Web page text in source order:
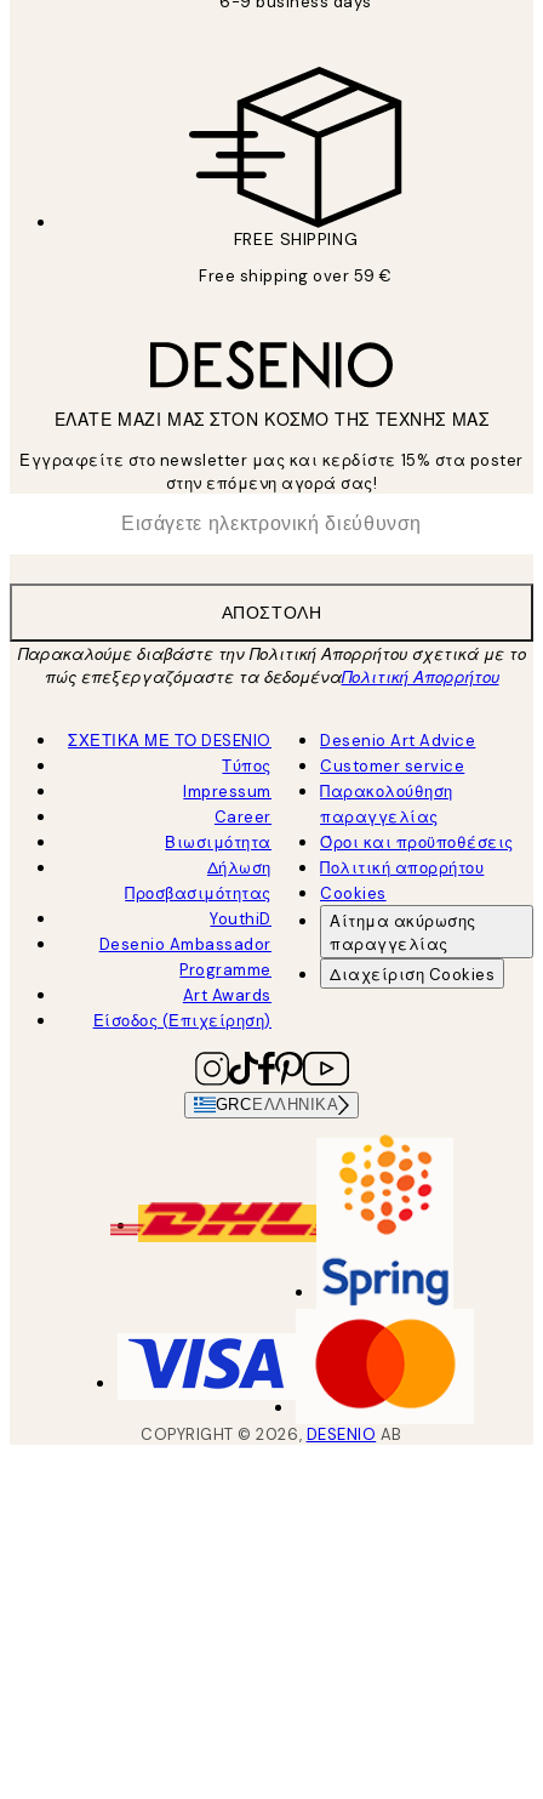
FREE SHIPPING
Free shipping over 59 €
ΕΛΑΤΕ ΜΑΖΙ ΜΑΣ ΣΤΟΝ ΚΟΣΜΟ ΤΗΣ ΤΕΧΝΗΣ ΜΑΣ
Εγγραφείτε στο newsletter μας και κερδίστε 15% στα poster
στην επόμενη αγορά σας!
Ηλεκτρονική Διεύθυνση
ΑΠΟΣΤΟΛΉ
Παρακαλούμε διαβάστε την Πολιτική Απορρήτου σχετικά με το
πώς επεξεργαζόμαστε τα δεδομέναΠολιτική Απορρήτου
ΣΧΕΤΙΚΑ ΜΕ ΤΟ DESENIO
Τύπος
Impressum
Career
Βιωσιμότητα
Δήλωση
Προσβασιμότητας
YouthiD
Desenio Ambassador
Programme
Art Awards
Είσοδος (Επιχείρηση)
Desenio Art Advice
Customer service
Παρακολούθηση
παραγγελίας
Όροι και προϋποθέσεις
Πολιτική απορρήτου
Cookies
Αίτημα ακύρωσης
παραγγελίας
Διαχείριση Cookies
GRC ΕΛΛΗΝΙΚΆ
COPYRIGHT ©2026, DESENIO AB